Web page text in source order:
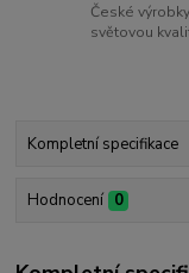
České
světovou
Kompletní specifikace
Hodnocení 0